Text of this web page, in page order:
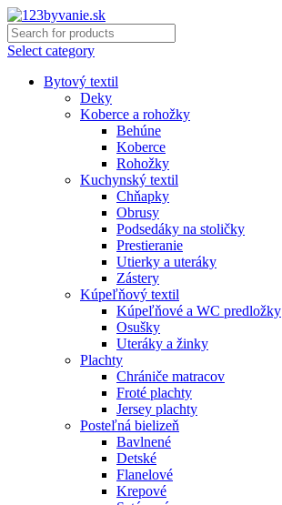
Select category
Bytový textil
Deky
Koberce a rohožky
Behúne
Koberce
Rohožky
Kuchynský textil
Chňapky
Obrusy
Podsedáky na stoličky
Prestieranie
Utierky a uteráky
Zástery
Kúpeľňový textil
Kúpeľňové a WC predložky
Osušky
Uteráky a žinky
Plachty
Chrániče matracov
Froté plachty
Jersey plachty
Posteľná bielizeň
Bavlnené
Detské
Flanelové
Krepové